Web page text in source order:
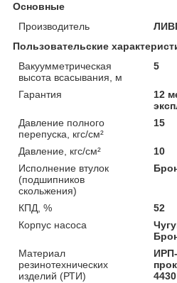
Основные
Производитель
Пользовательские
Вакуумметрическая
высота всасывания, м
5
Гарантия
12
Давление полного
перепуска, кгс/см²
15
Давление, кгс/см²
10
Исполнение втулок
(подшипников
скольжения)
КПД, %
52
Корпус насоса
Материал
резинотехнических
изделий (РТИ)